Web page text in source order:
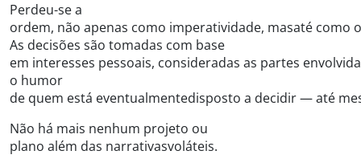
Perdeu-se a
ordem, não apenas como imperatividade, masaté como
As decisões são tomadas com base
em interesses pessoais, consideradas as partes
o humor
de quem está eventualmentedisposto a decidir — até
Não há mais nenhum projeto ou
plano além das narrativasvoláteis.